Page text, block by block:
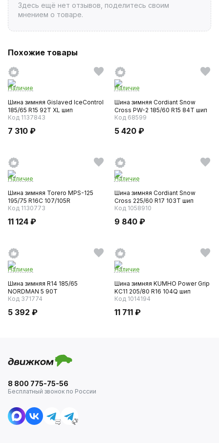
Здесь ещё нет отзывов, поделитесь своим
мнением о товаре.
Похожие товары
Наличие
Шина зимняя Gislaved IceControl
185/65 R15 92T XL шип
Код 1137843
7 310 ₽
Наличие
Шина зимняя Cordiant Snow
Cross PW-2 185/60 R15 84T шип
Код 68599
5 420 ₽
Наличие
Шина зимняя Torero MPS-125
195/75 R16C 107/105R
Код 1130773
11 124 ₽
Наличие
Шина зимняя Cordiant Snow
Cross 225/60 R17 103T шип
Код 1058910
9 840 ₽
Наличие
Шина зимняя R14 185/65
NORDMAN 5 90T
Код 371774
5 392 ₽
Наличие
Шина зимняя KUMHO Power Grip
KC11 205/80 R16 104Q шип
Код 1014194
11 711 ₽
8 800 775-75-56
Бесплатный звонок по России